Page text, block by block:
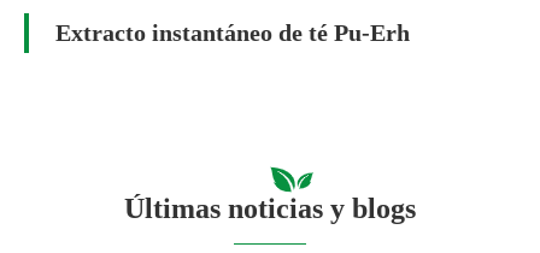
Extracto instantáneo de té Pu-Erh
Últimas noticias y blogs